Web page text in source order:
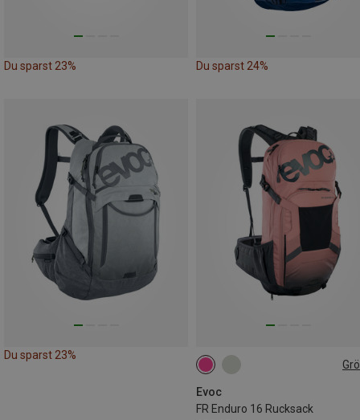
Du sparst 23% Du sparst 24%
Du sparst 23%
Evoc
FR Enduro 16 Rucksack
16L | S